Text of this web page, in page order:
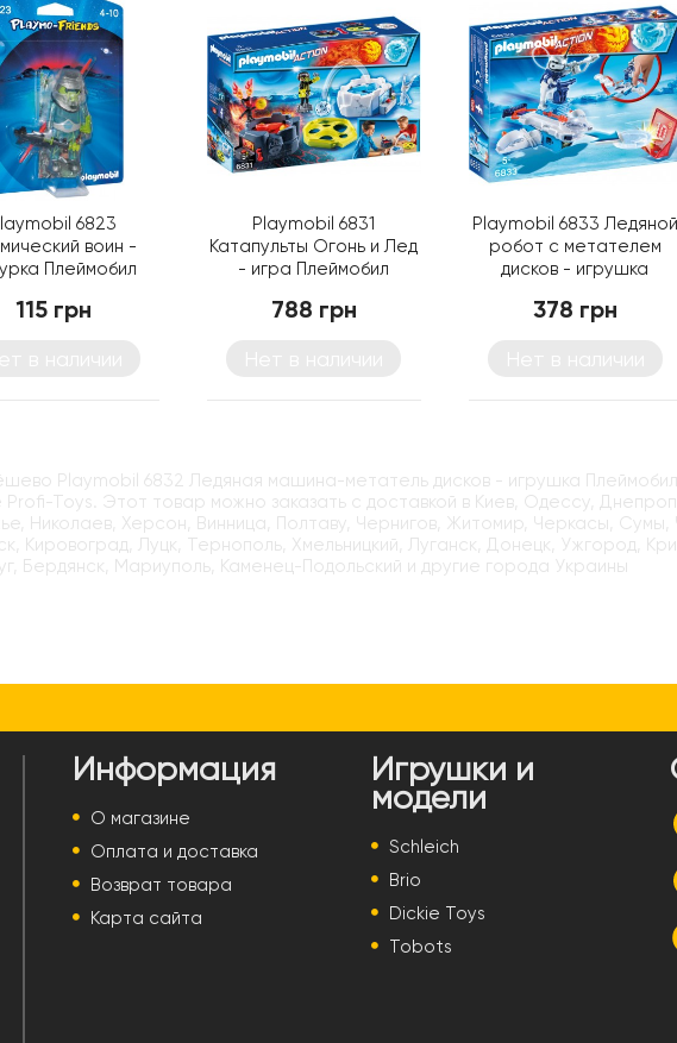
6823
воин -
Плеймобил
115 грн
Playmobil 6831
Катапульты Огонь и Лед
- игра Плеймобил
788 грн
Playmobil 6833 Ледяной
робот с метателем
дисков - игрушка
378 грн
Playmobil 6832 Ледяная машина-метатель дисков - игрушка
Profi-Toys. Этот товар можно заказать с доставкой в Киев, Одессу,
Николаев, Херсон, Винница, Полтаву, Чернигов, Житомир, Черкасы,
Кировоград, Луцк, Тернополь, Хмельницкий, Луганск, Донецк, Ужгород,
Бердянск, Мариуполь, Каменец-Подольский и другие города Украины
Информация
О магазине
Оплата и доставка
Возврат товара
Карта сайта
Игрушки и
модели
Schleich
Brio
Dickie Toys
Tobots